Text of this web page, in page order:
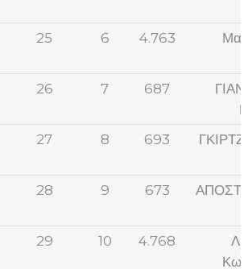
25 6 4.763
26 7 687
27 8 693
28 9 673
29 10 4.768